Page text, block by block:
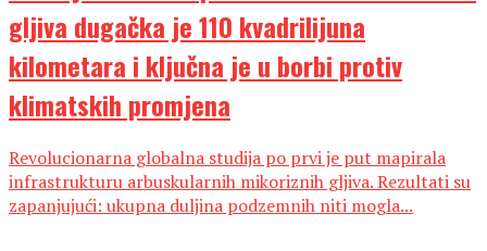
gljiva dugačka je 110 kvadrilijuna
kilometara i ključna je u borbi protiv
klimatskih promjena
Revolucionarna globalna studija po prvi je put mapirala
infrastrukturu arbuskularnih mikoriznih gljiva. Rezultati su
zapanjujući: ukupna duljina podzemnih niti mogla...